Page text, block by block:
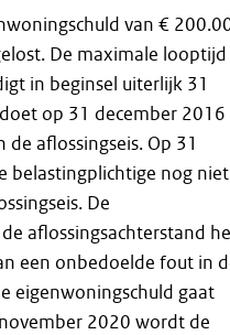
van €
De maximale looptijd
in beginsel uiterlijk 31
op 31 december 2016
aflossingseis. Op 31
belastingplichtige nog niet
De
aflossingsachterstand
een onbedoelde fout in
eigenwoningschuld gaat
2020 wordt de